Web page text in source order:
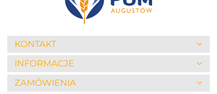
KONTAKT
INFORMACJE
ZAMÓWIENIA